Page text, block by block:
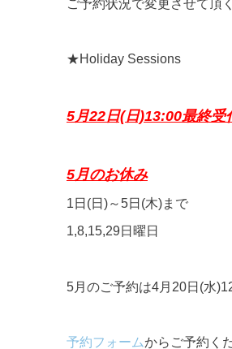
ご予約状況で変更させて頂
★Holiday Sessions
5月22日(日)13:00最終受
5月のお休み
1日(日)～5日(木)まで
1,8,15,29日曜日
5月のご予約は4月20日(水
予約フォームからご予約く